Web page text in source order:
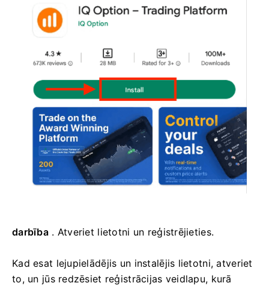
darbība. Atveriet lietotni un reģistrējieties.
Kad esat lejupielādējis un instalējis lietotni, atveriet
to, un jūs redzēsiet reģistrācijas veidlapu, kurā